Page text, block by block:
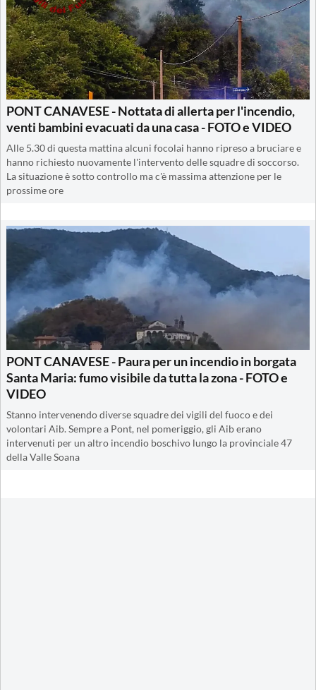
PONT CANAVESE - Nottata di allerta per l'incendio,
venti bambini evacuati da una casa - FOTO e VIDEO
Alle 5.30 di questa mattina alcuni focolai hanno ripreso a bruciare e
hanno richiesto nuovamente l'intervento delle squadre di soccorso.
La situazione è sotto controllo ma c'è massima attenzione per le
prossime ore
PONT CANAVESE - Paura per un incendio in borgata
Santa Maria: fumo visibile da tutta la zona - FOTO e
VIDEO
Stanno intervenendo diverse squadre dei vigili del fuoco e dei
volontari Aib. Sempre a Pont, nel pomeriggio, gli Aib erano
intervenuti per un altro incendio boschivo lungo la provinciale 47
della Valle Soana